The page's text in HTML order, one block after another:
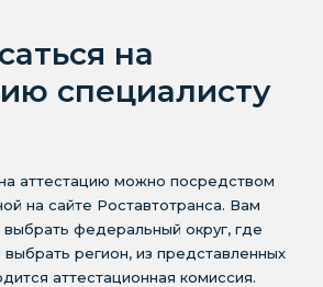
на
специалисту
аттестацию можно посредством
на сайте Роставтотранса. Вам
федеральный округ, где
регион, из представленных
аттестационная комиссия.